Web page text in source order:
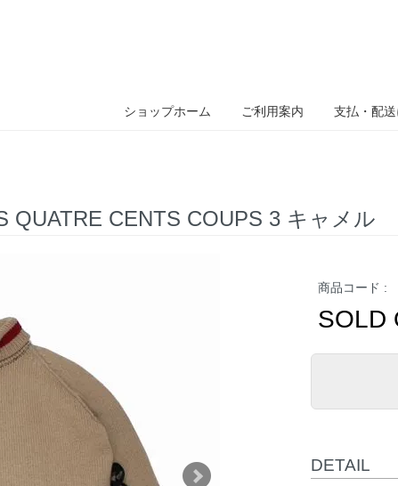
ショップホーム ご利用案内 支払・配
QUATRE CENTS COUPS 3 キャメル
商品コード :
SOLD
DETAIL